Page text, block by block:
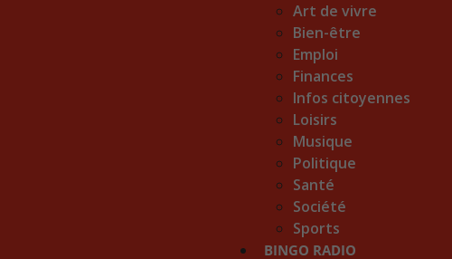
Art de vivre
Bien-être
Emploi
Finances
Infos citoyennes
Loisirs
Musique
Politique
Santé
Société
Sports
BINGO RADIO